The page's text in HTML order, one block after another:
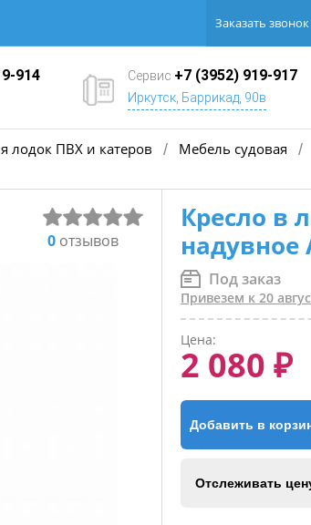
Заказать звонок
914 Сервис +7 (3952) 919-917
Иркутск, Баррикад, 90в
лодок ПВХ и катеров / Мебель судовая /
0отзывов
Кресло в
Под заказ
Привезем к 20
Цена:
2 080 ₽
Добавить в
Отслеживать